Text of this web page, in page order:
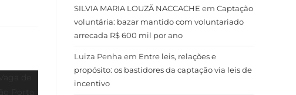
SILVIA MARIA LOUZÃ NACCACHE em Captação
voluntária: bazar mantido com voluntariado
arrecada R$ 600 mil por ano
Luiza Penha em Entre leis, relações e
propósito: os bastidores da captação via leis de
incentivo